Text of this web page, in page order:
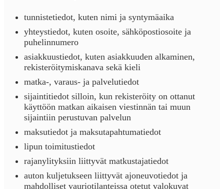
tunnistetiedot, kuten nimi ja syntymäaika
yhteystiedot, kuten osoite, sähköpostiosoite ja
puhelinnumero
asiakkuustiedot, kuten asiakkuuden alkaminen,
rekisteröitymiskanava sekä kieli
matka-, varaus- ja palvelutiedot
sijaintitiedot silloin, kun rekisteröity on ottanut
käyttöön matkan aikaisen viestinnän tai muun
sijaintiin perustuvan palvelun
maksutiedot ja maksutapahtumatiedot
lipun toimitustiedot
rajanylityksiin liittyvät matkustajatiedot
auton kuljetukseen liittyvät ajoneuvotiedot ja
mahdolliset vauriotilanteissa otetut valokuvat